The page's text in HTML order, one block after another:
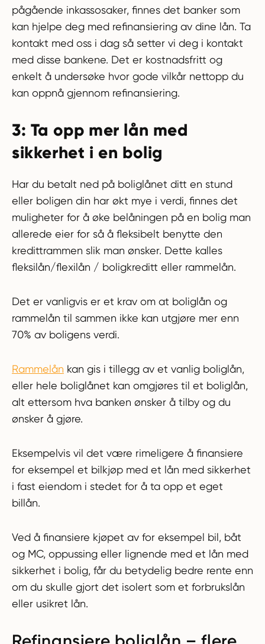
pågående inkassosaker, finnes det banker som
kan hjelpe deg med refinansiering av dine lån. Ta
kontakt med oss i dag så setter vi deg i kontakt
med disse bankene. Det er kostnadsfritt og
enkelt å undersøke hvor gode vilkår nettopp du
kan oppnå gjennom refinansiering.
3: Ta opp mer lån med
sikkerhet i en bolig
Har du betalt ned på boliglånet ditt en stund
eller boligen din har økt mye i verdi, finnes det
muligheter for å øke belåningen på en bolig man
allerede eier for så å fleksibelt benytte den
kredittrammen slik man ønsker. Dette kalles
fleksilån/flexilån / boligkreditt eller rammelån.
Det er vanligvis er et krav om at boliglån og
rammelån til sammen ikke kan utgjøre mer enn
70% av boligens verdi.
Rammelån kan gis i tillegg av et vanlig boliglån,
eller hele boliglånet kan omgjøres til et boliglån,
alt ettersom hva banken ønsker å tilby og du
ønsker å gjøre.
Eksempelvis vil det være rimeligere å finansiere
for eksempel et bilkjøp med et lån med sikkerhet
i fast eiendom i stedet for å ta opp et eget
billån.
Ved å finansiere kjøpet av for eksempel bil, båt
og MC, oppussing eller lignende med et lån med
sikkerhet i bolig, får du betydelig bedre rente enn
om du skulle gjort det isolert som et forbrukslån
eller usikret lån.